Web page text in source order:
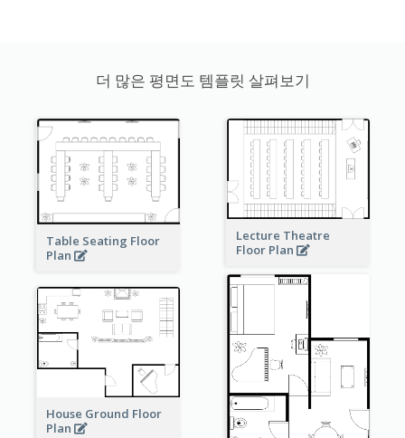
더 많은 평면도 템플릿 살펴보기
Table Seating Floor
Plan
Lecture Theatre
Floor Plan
House Ground Floor
Plan